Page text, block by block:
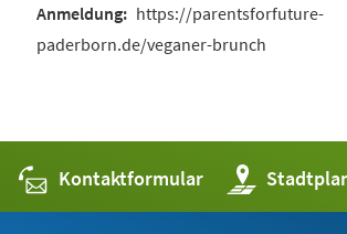
https://parentsforfuture-
paderborn.de/veganer-brunch
Kontaktformular (Öffnet
in
einem